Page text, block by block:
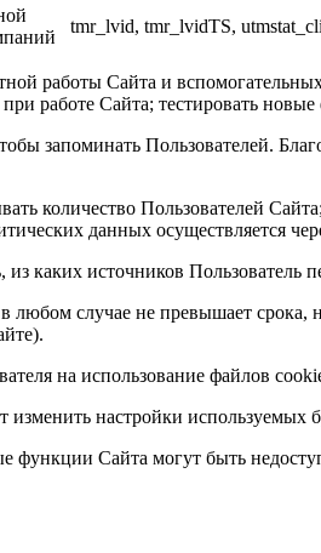
tmr_lvid, tmr_lvidTS,
работы Сайта и
работе Сайта; тестировать
запоминать Пользователей.
количество Пользователей
данных осуществляется
из каких источников
любом случае не превышает
на использование файлов
настройки используемых
функции Сайта могут быть